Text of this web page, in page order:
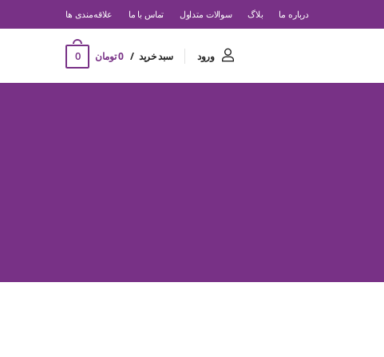
درباره ما بلاگ سوالات متداول تماس با ما ‌علاقه‌مندی ها
ورود سبد خرید 0 تومان 0